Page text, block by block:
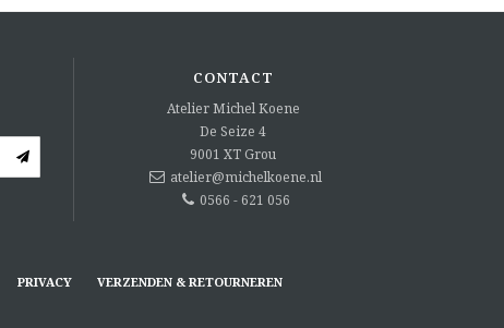
CONTACT
Atelier Michel Koene
De Seize 4
9001 XT Grou
atelier@michelkoene.nl
0566 - 621 056
PRIVACY
VERZENDEN & RETOURNEREN